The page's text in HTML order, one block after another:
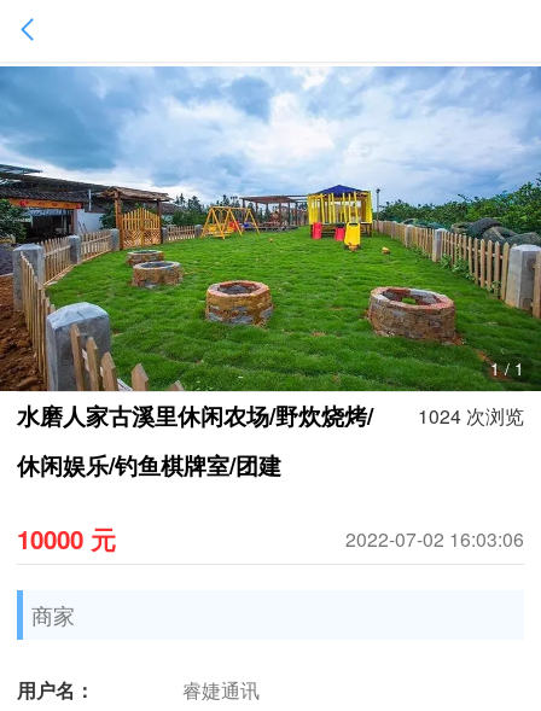
1/1
水磨人家古溪里休闲农场/野炊烧烤/
休闲娱乐/钓鱼棋牌室/团建
1024 次浏览
10000 元 2022-07-02 16:03:06
商家
用户名： 睿婕通讯